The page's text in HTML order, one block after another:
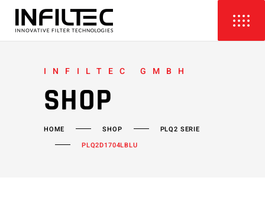
INFILTEC GMBH
SHOP
HOME SHOP
PLQ2 SERIE
PLQ2D1704LBLU